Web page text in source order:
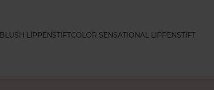
BLUSH LIPPENSTIFTCOLOR SENSATIONAL LIPPENSTIFT